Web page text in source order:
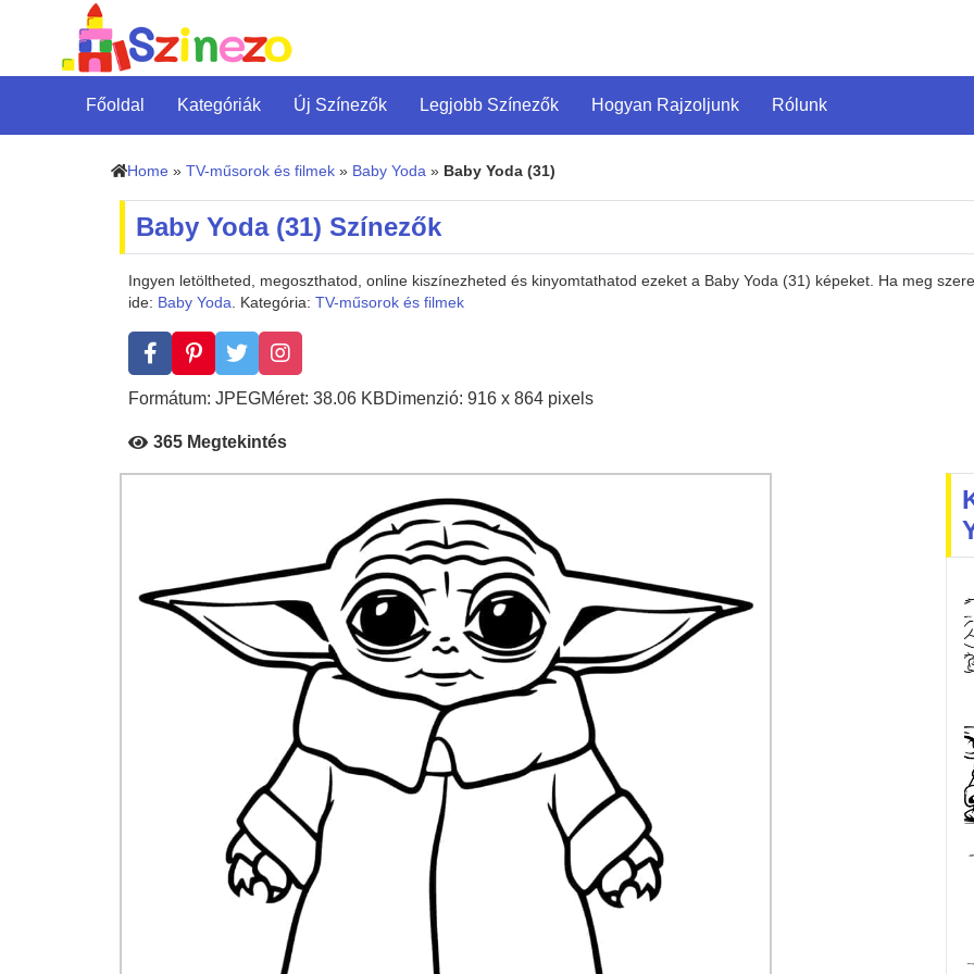
Főoldal Kategóriák Új Színezők Legjobb Színezők Hogyan Rajzoljunk Rólunk
Home » TV-műsorok és filmek » Baby Yoda » Baby Yoda (31)
Baby Yoda (31) Színezők
Ingyen letöltheted, megoszthatod, online kiszínezheted és kinyomtathatod ezeket a Baby Yoda (31) képeket. Ha meg
ide: Baby Yoda. Kategória: TV-műsorok és filmek
Formátum: JPEGMéret: 38.06 KBDimenzió: 916 x 864 pixels
365 Megtekintés